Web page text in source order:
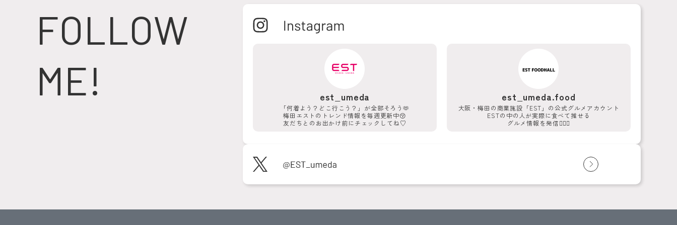
FOLLOW
ME!
est_umeda
「何着よう？どこ行こう？」が全部そろう🫶
梅田エストのトレンド情報を毎週更新中😚
友だちとのお出かけ前にチェックしてね♡
est_umeda.food
大阪・梅田の商業施設「EST」の公式グルメアカウント
ESTの中の人が実際に食べて推せる
グルメ情報を発信💁‍♀️✨